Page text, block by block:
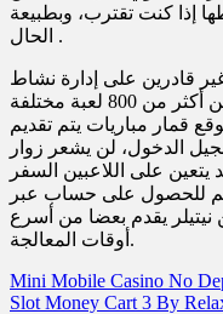
إذا كنت تقترب، وبطبيعة
الحال .
قادرين على إدارة نشاط
المقامرة الخاص بهم ، والتي تجمع بين أكثر من 800 لعبة مختلفة
قمار مباريات يتم تقديم
الدخول، لن يشعر زوار
يتعين على اللاعبين السفر
للحصول على حساب عبر
نيتيلر يقدم بعضا من أسرع
أوقات المعالجة.
Mini Mobile Casino No
Slot Money Cart 3 By